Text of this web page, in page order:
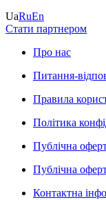
UaRuEn
Стати партнером
Про нас
Питання-
Правила
Політика
Публічна
Публічна
Контактна